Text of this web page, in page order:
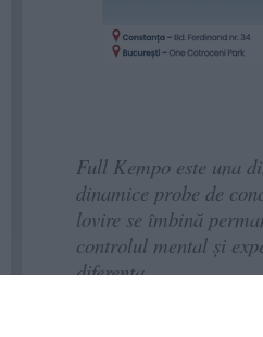
Full Kempo este una
dinamice probe de
lovire se îmbină
controlul mental și
diferența.